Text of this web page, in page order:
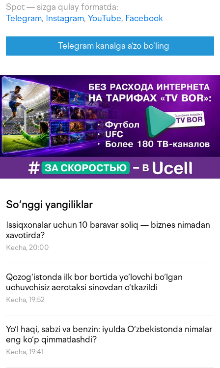
Spot — sizga qulay formatda:
Telegram, Instagram, YouTube, Facebook
Telegram kanalga a'zo bo‘ling
So‘nggi yangiliklar
Issiqxonalar uchun 10 baravar soliq — biznes nimadan
xavotirda?
Kecha, 20:00
Qozog‘istonda ilk bor bortida yo‘lovchi bo‘lgan
uchuvchisiz aerotaksi sinovdan o‘tkazildi
Kecha, 19:52
Yo‘l haqi, sabzi va benzin: iyulda O‘zbekistonda nimalar
eng ko‘p qimmatlashdi?
Kecha, 19:41